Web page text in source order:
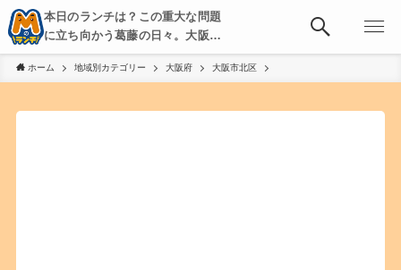
本日のランチは？この重大な問題
に立ち向かう葛藤の日々。大阪・
京都・神戸を中心とした食べ歩
き、飲み歩きを綴る。
ホーム 地域別カテゴリー 大阪府 大阪市北区